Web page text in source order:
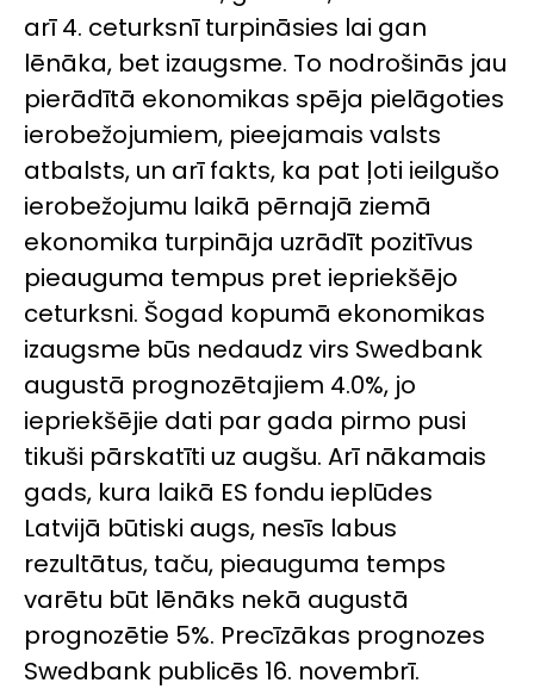
arī 4. ceturksnī turpināsies lai gan
lēnāka, bet izaugsme. To nodrošinās jau
pierādītā ekonomikas spēja pielāgoties
ierobežojumiem, pieejamais valsts
atbalsts, un arī fakts, ka pat ļoti ieilgušo
ierobežojumu laikā pērnajā ziemā
ekonomika turpināja uzrādīt pozitīvus
pieauguma tempus pret iepriekšējo
ceturksni. Šogad kopumā ekonomikas
izaugsme būs nedaudz virs Swedbank
augustā prognozētajiem 4.0%, jo
iepriekšējie dati par gada pirmo pusi
tikuši pārskatīti uz augšu. Arī nākamais
gads, kura laikā ES fondu ieplūdes
Latvijā būtiski augs, nesīs labus
rezultātus, taču, pieauguma temps
varētu būt lēnāks nekā augustā
prognozētie 5%. Precīzākas prognozes
Swedbank publicēs 16. novembrī.